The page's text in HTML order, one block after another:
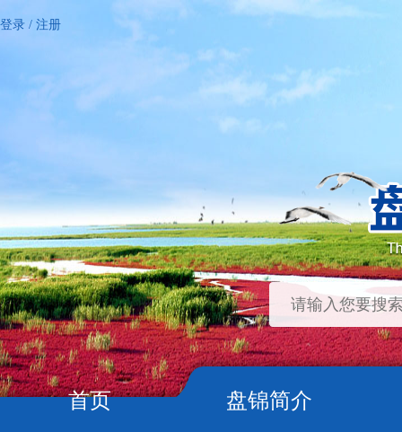
登录 / 注册
首页 盘锦简介